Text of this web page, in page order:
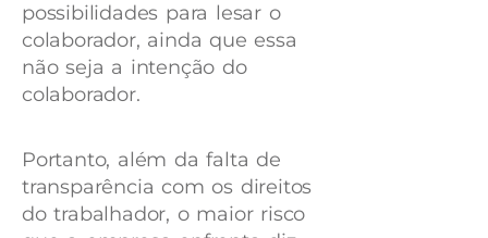
possibilidades para lesar o
colaborador, ainda que essa
não seja a intenção do
colaborador.
Portanto, além da falta de
transparência com os direitos
do trabalhador, o maior risco